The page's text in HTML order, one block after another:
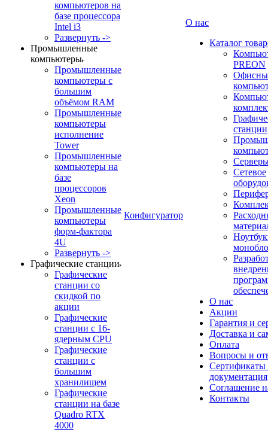
компьютеров на
базе процессора
Intel i3
Развернуть ->
Промышленные
компьютеры
Промышленные
компьютеры с
большим
объёмом RAM
Промышленные
компьютеры
исполнение
Tower
Промышленные
компьютеры на
базе
процессоров
Xeon
Промышленные
компьютеры
форм-фактора
4U
Развернуть ->
Графические станции
Графические
станции со
скидкой по
акции
Графические
станции с 16-
ядерным CPU
Графические
станции с
большим
хранилищем
Графические
станции на базе
Quadro RTX
4000
Конфигуратор
О нас
Каталог
PREON
станции
Сетевое
О нас
Акции
Гарантия и
Доставка и
Оплата
Вопросы и
Сертификаты
документация
Соглашение
Контакты